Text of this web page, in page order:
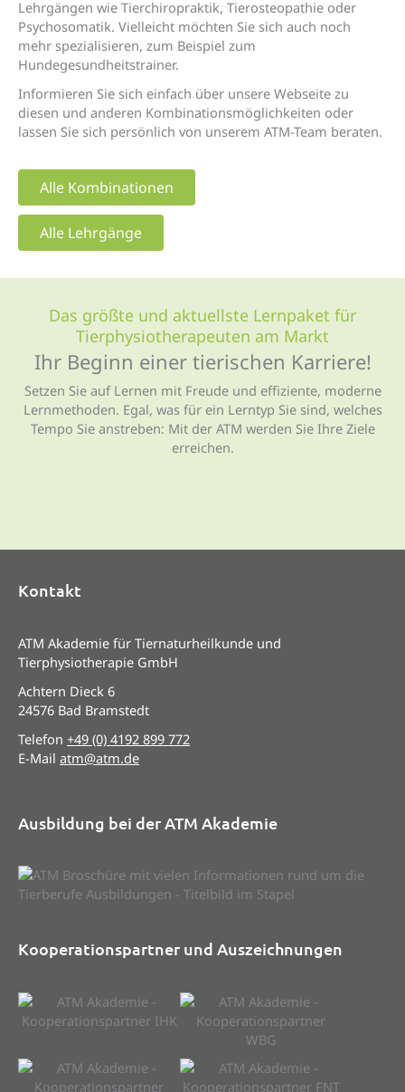
Lehrgängen wie Tierchiropraktik, Tierosteopathie oder
Psychosomatik. Vielleicht möchten Sie sich auch noch
mehr spezialisieren, zum Beispiel zum
Hundegesundheitstrainer.
Informieren Sie sich einfach über unsere Webseite zu
diesen und anderen Kombinationsmöglichkeiten oder
lassen Sie sich persönlich von unserem ATM-Team beraten.
Alle Kombinationen
Alle Lehrgänge
Das größte und aktuellste Lernpaket für
Tierphysio­therapeuten am Markt
Ihr Beginn einer tierischen Karriere!
Setzen Sie auf Lernen mit Freude und effiziente, moderne
Lernmethoden. Egal, was für ein Lerntyp Sie sind, welches
Tempo Sie anstreben: Mit der ATM werden Sie Ihre Ziele
erreichen.
Kontakt
ATM Akademie für Tiernaturheilkunde und
Tierphysiotherapie GmbH
Achtern Dieck 6
24576 Bad Bramstedt
Telefon +49 (0) 4192 899 772
E-Mail atm@atm.de
Ausbildung bei der ATM Akademie
Kooperationspartner und Auszeichnungen